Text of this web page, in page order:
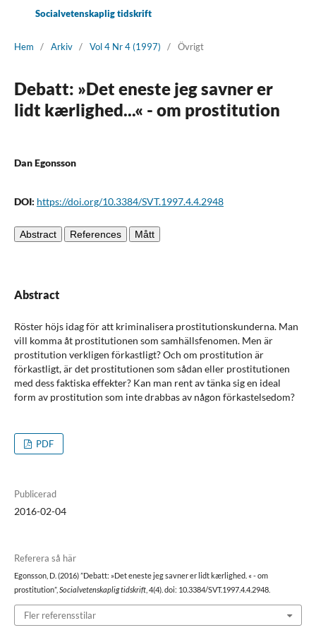
Socialvetenskaplig tidskrift
Hem / Arkiv / Vol 4 Nr 4 (1997) / Övrigt
Debatt: »Det eneste jeg savner er
lidt kærlighed...« - om prostitution
Dan Egonsson
DOI: https://doi.org/10.3384/SVT.1997.4.4.2948
Abstract References Mått
Abstract
Röster höjs idag för att kriminalisera prostitutionskunderna. Man
vill komma åt prostitutionen som samhällsfenomen. Men är
prostitution verkligen förkastligt? Och om prostitution är
förkastligt, är det prostitutionen som sådan eller prostitutionen
med dess faktiska effekter? Kan man rent av tänka sig en ideal
form av prostitution som inte drabbas av någon förkastelsedom?
PDF
Publicerad
2016-02-04
Referera så här
Egonsson, D. (2016) ”Debatt: »Det eneste jeg savner er lidt kærlighed. « - om
prostitution”, Socialvetenskaplig tidskrift, 4(4). doi: 10.3384/SVT.1997.4.4.2948.
Fler referensstilar